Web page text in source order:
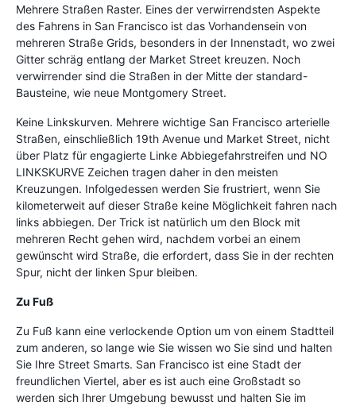
Mehrere Straßen Raster. Eines der verwirrendsten Aspekte
des Fahrens in San Francisco ist das Vorhandensein von
mehreren Straße Grids, besonders in der Innenstadt, wo zwei
Gitter schräg entlang der Market Street kreuzen. Noch
verwirrender sind die Straßen in der Mitte der standard-
Bausteine, wie neue Montgomery Street.
Keine Linkskurven. Mehrere wichtige San Francisco arterielle
Straßen, einschließlich 19th Avenue und Market Street, nicht
über Platz für engagierte Linke Abbiegefahrstreifen und NO
LINKSKURVE Zeichen tragen daher in den meisten
Kreuzungen. Infolgedessen werden Sie frustriert, wenn Sie
kilometerweit auf dieser Straße keine Möglichkeit fahren nach
links abbiegen. Der Trick ist natürlich um den Block mit
mehreren Recht gehen wird, nachdem vorbei an einem
gewünscht wird Straße, die erfordert, dass Sie in der rechten
Spur, nicht der linken Spur bleiben.
Zu Fuß
Zu Fuß kann eine verlockende Option um von einem Stadtteil
zum anderen, so lange wie Sie wissen wo Sie sind und halten
Sie Ihre Street Smarts. San Francisco ist eine Stadt der
freundlichen Viertel, aber es ist auch eine Großstadt so
werden sich Ihrer Umgebung bewusst und halten Sie im